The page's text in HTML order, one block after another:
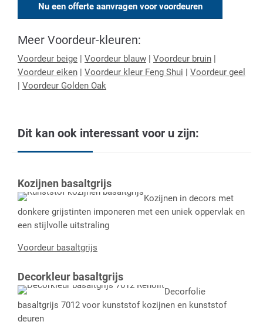
Nu een offerte aanvragen voor voordeuren
Meer Voordeur-kleuren:
Voordeur beige Voordeur blauw Voordeur bruin
Voordeur eiken
Voordeur kleur Feng Shui
Voordeur geel
Voordeur Golden Oak
Dit kan ook interessant voor u zijn:
Kozijnen basaltgrijs
Kozijnen in decors met
donkere grijstinten imponeren met een uniek oppervlak en
een stijlvolle uitstraling
Voordeur basaltgrijs
Decorkleur basaltgrijs
Decorfolie
basaltgrijs 7012 voor kunststof kozijnen en kunststof
deuren